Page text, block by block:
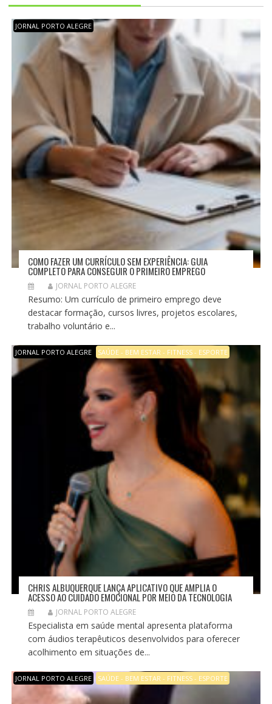
O
D
T
JORNAL PORTO ALEGRE
COMO FAZER UM CURRÍCULO SEM EXPERIÊNCIA: GUIA
COMPLETO PARA CONSEGUIR O PRIMEIRO EMPREGO
JORNAL PORTO ALEGRE
Resumo: Um currículo de primeiro emprego deve
destacar formação, cursos livres, projetos escolares,
trabalho voluntário e...
JORNAL PORTO ALEGRE SAÚDE - BEM ESTAR - FITNESS - ESPORTE
CHRIS ALBUQUERQUE LANÇA APLICATIVO QUE AMPLIA O
ACESSO AO CUIDADO EMOCIONAL POR MEIO DA TECNOLOGIA
JORNAL PORTO ALEGRE
Especialista em saúde mental apresenta plataforma
com áudios terapêuticos desenvolvidos para oferecer
acolhimento em situações de...
JORNAL PORTO ALEGRE SAÚDE - BEM ESTAR - FITNESS - ESPORTE